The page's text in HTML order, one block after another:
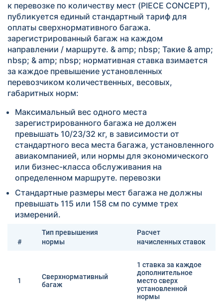
к перевозке по количеству мест (PIECE CONCEPT),
публикуется единый стандартный тариф для
оплаты сверхнормативного багажа.
зарегистрированный багаж на каждом
направлении / маршруте. & amp; nbsp; Такие & amp;
nbsp; & amp; nbsp; нормативная ставка взимается
за каждое превышение установленных
перевозчиком количественных, весовых,
габаритных норм:
Максимальный вес одного места
зарегистрированного багажа не должен
превышать 10/23/32 кг, в зависимости от
стандартного веса места багажа, установленного
авиакомпанией, или нормы для экономического
или бизнес-класса обслуживания на
определенном маршруте. перевозки
Стандартные размеры мест багажа не должны
превышать 115 или 158 см по сумме трех
измерений.
#
Тип превышения
нормы
Расчет
начисленных ставок
1
Сверхнормативный
багаж
1 ставка за каждое
дополнительное
место сверх
установленной
нормы